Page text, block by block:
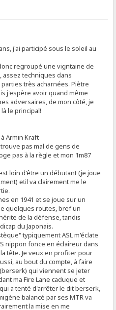
j'ai participé sous le soleil au
regroupé une vigntaine de
techniques dans
très acharnées. Piètre
j'espère avoir quand même
adversaires, de mon côté, je
le principal!
Armin Kraft
pas mal de gens de
pas à la règle et mon 1m87
loin d'être un débutant (je joue
etil va clairement me le
en 1941 et se joue sur un
quelques routes, bref un
de la défense, tandis
du Japonais.
typiquement ASL m'éclate
nippon fonce en éclaireur dans
tête. Je veux en profiter pour
au bout du compte, à faire
qui viennent se jeter
ma Fire Lane caduque et
a tenté d'arrêter le dit berserk,
balancé par ses MTR va
la mise en me